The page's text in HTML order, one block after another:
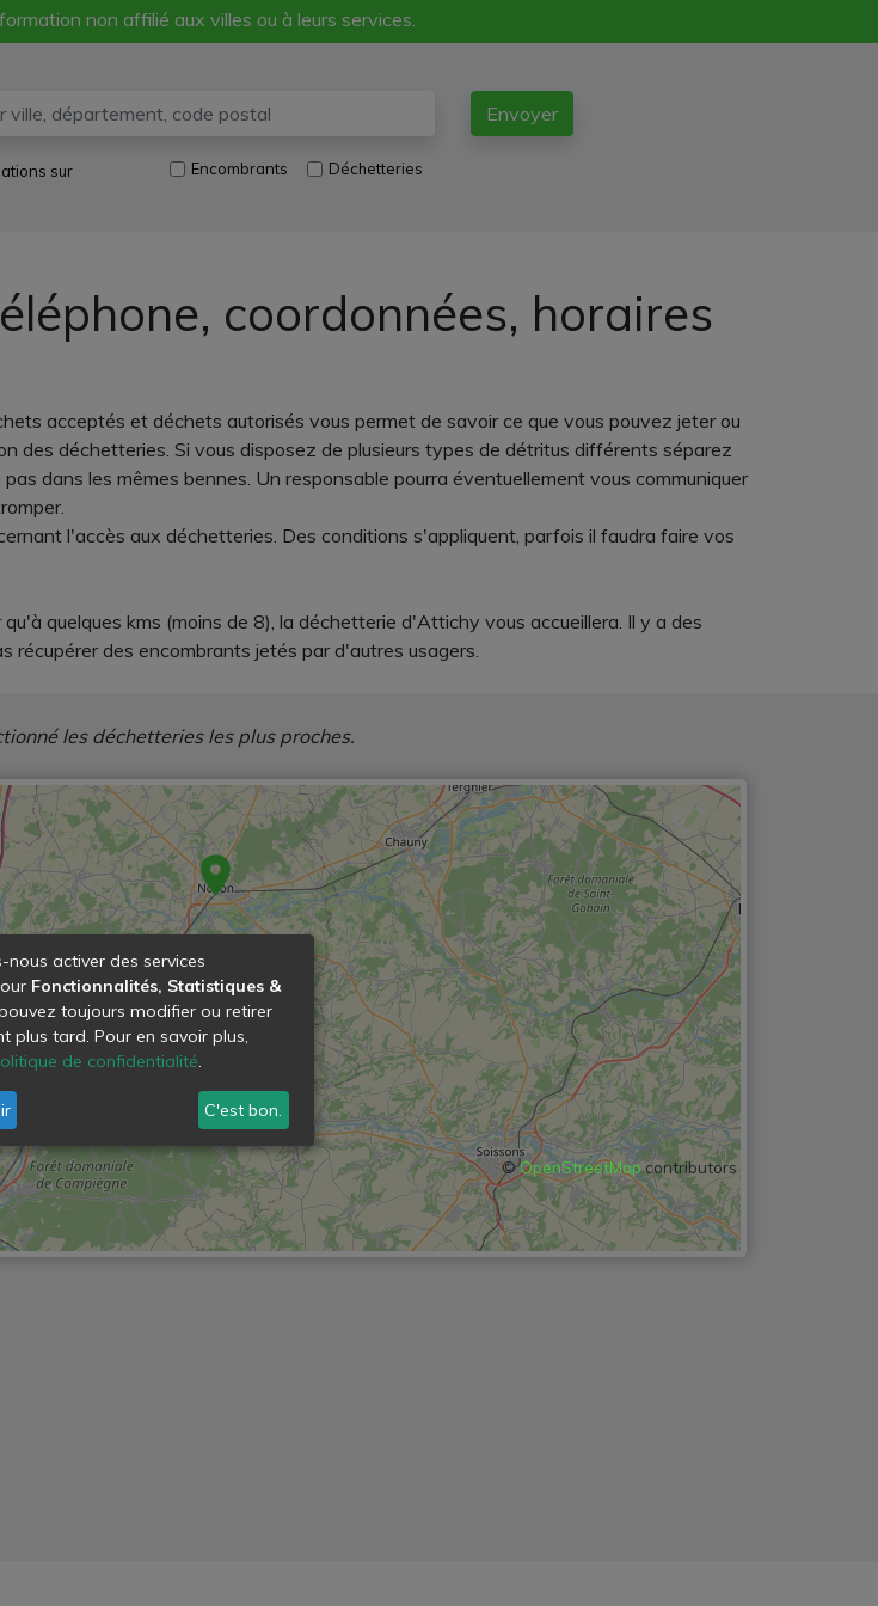
non affilié aux villes ou à leurs services.
Envoyer
sur Encombrants Déchetteries
coordonnées, horaires
acceptés et déchets autorisés vous permet de savoir ce que vous pouvez jeter ou
des déchetteries. Si vous disposez de plusieurs types de détritus différents séparez
dans les mêmes bennes. Un responsable pourra éventuellement vous communiquer
l'accès aux déchetteries. Des conditions s'appliquent, parfois il faudra faire vos
quelques kms (moins de 8), la déchetterie d'Attichy vous accueillera. Il y a des
récupérer des encombrants jetés par d'autres usagers.
les déchetteries les plus proches.
©OpenStreetMapcontributors
nous activer des services
Fonctionnalités, Statistiques &
toujours modifier ou retirer
plus tard. Pour en savoir plus,
de confidentialité.
C'est bon.